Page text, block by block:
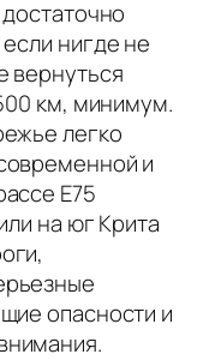
нигде не
вернуться
км, минимум.
легко
и
E75
на юг Крита
опасности и